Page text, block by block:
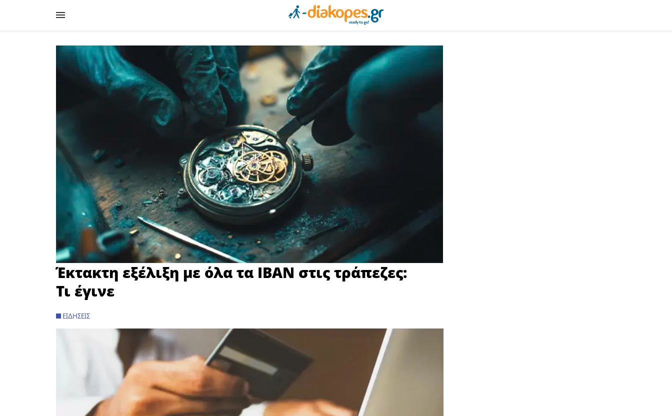
Έκτακτη εξέλιξη με όλα τα IBAN στις τράπεζες:
Τι έγινε
ΕΙΔΉΣΕΙΣ